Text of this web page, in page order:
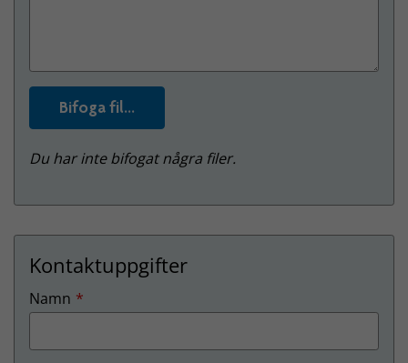
Bifoga fil...
Du har inte bifogat några filer.
Kontaktuppgifter
Namn
(Obligatoriskt)